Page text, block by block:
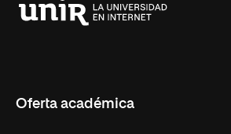
Oferta académica